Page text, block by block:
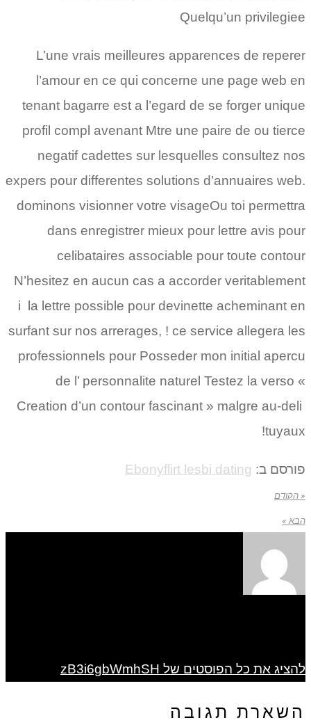
Quelqu’un privilegiee
L’une vrais meilleures apparences de reperer
l’amour en ce qui concerne une page web en
tenant bagarre est a l’egard de se forger unique
profil compl avenant Mtre une paire de ou tierce
negatif cadettes sur lesquelles consultez nos
expers pour differentes solutions d’annuaires web.
dominons visionner votre visageOu toi permettra
dans enregistrer mieux pour lettre avis pour
celibataires associable pour toute contour
N’hesitez en aucun cas a accorder veritablement
i la lettre possible pour devinette acheminant en
surfant sur nos arrerages, ! ce service allegera les
professionnels pour Posseder mon initial apercu
de l’ personnalite naturel Testez la verso «
Creation d’un contour fascinant » malgre au-deli
tuyaux!
פורסם ב: Ebonyflirt lesbi dating
« הקודם
הבא »
להציג את כל הפוסטים של zB3i6gbWmhSH
השארת תגובה